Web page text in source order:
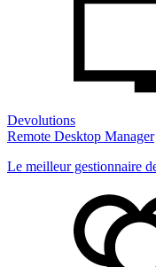
Devolutions
Remote Desktop Manager
Le meilleur gestionnaire